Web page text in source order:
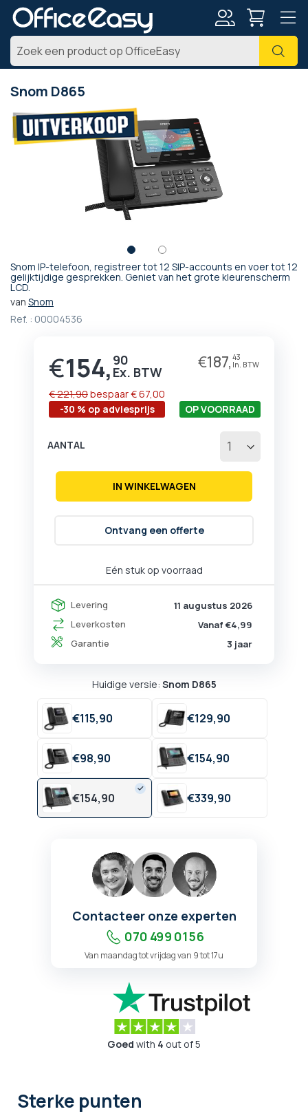
Zoek
Snom D865
Snom IP-telefoon, registreer tot 12 SIP-accounts en voer tot 12
gelijktijdige gesprekken. Geniet van het grote kleurenscherm
LCD.
van Snom
Ref. : 00004536
Prijs
€154, 90 €187, 43
-30 % op adviesprijs
€ 221,90bespaar€ 67,00
Eén stuk op voorraad
OP VOORRAAD
Levering
11 augustus 2026
Leverkosten
Vanaf €4,99
Garantie
3 jaar
AANTAL
IN WINKELWAGEN
Ontvang een offerte
Huidige versie: Snom D865
€115,90 €129,90
€98,90 €154,90
€154,90 €339,90
naar
het
einde
Ga
naar
het
begin
afbeeldingen-
Contacteer onze experten
070 499 01 56
Van maandag tot vrijdag van 9 tot 17u
Goed with 4 out of 5
Sterke punten